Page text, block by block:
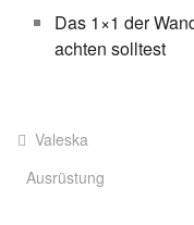
Das 1×1 der
achten solltest
Valeska
Ausrüstung